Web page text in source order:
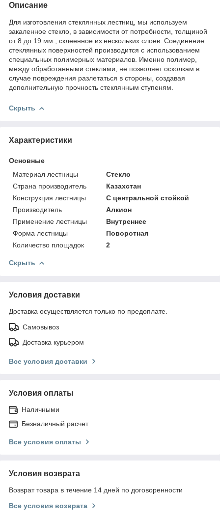
Описание
Для изготовления стеклянных лестниц, мы используем
закаленное стекло, в зависимости от потребности, толщиной
от 8 до 19 мм., склеенное из нескольких слоев. Соединение
стеклянных поверхностей производится с использованием
специальных полимерных материалов. Именно полимер,
между обработанными стеклами, не позволяет осколкам в
случае повреждения разлетаться в стороны, создавая
дополнительную прочность стеклянным ступеням.
Скрыть
Характеристики
Основные
Материал лестницы
Стекло
Страна производитель
Казахстан
Конструкция лестницы
С центральной стойкой
Производитель
Алкион
Применение лестницы
Внутреннее
Форма лестницы
Поворотная
Количество площадок
2
Скрыть
Условия доставки
Доставка осуществляется только по предоплате.
Самовывоз
Доставка курьером
Все условия доставки
Условия оплаты
Наличными
Безналичный расчет
Все условия оплаты
Условия возврата
Возврат товара в течение 14 дней по договоренности
Все условия возврата